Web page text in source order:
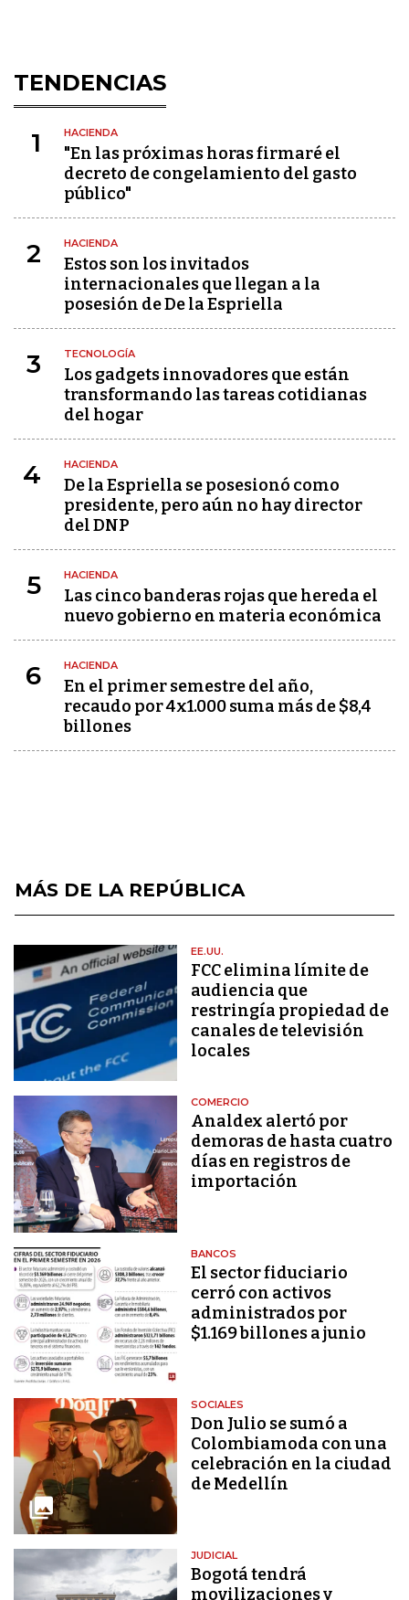
TENDENCIAS
1 HACIENDA
"En las próximas horas firmaré el
decreto de congelamiento del gasto
público"
2 HACIENDA
Estos son los invitados
internacionales que llegan a la
posesión de De la Espriella
3 TECNOLOGÍA
Los gadgets innovadores que están
transformando las tareas cotidianas
del hogar
4 HACIENDA
De la Espriella se posesionó como
presidente, pero aún no hay director
del DNP
5 HACIENDA
Las cinco banderas rojas que hereda el
nuevo gobierno en materia económica
6 HACIENDA
En el primer semestre del año,
recaudo por 4x1.000 suma más de $8,4
billones
MÁS DE LA REPÚBLICA
EE.UU.
FCC elimina límite de
audiencia que
restringía propiedad de
canales de televisión
locales
COMERCIO
Analdex alertó por
demoras de hasta cuatro
días en registros de
importación
BANCOS
El sector fiduciario
cerró con activos
administrados por
$1.169 billones a junio
SOCIALES
Don Julio se sumó a
Colombiamoda con una
celebración en la ciudad
de Medellín
JUDICIAL
Bogotá tendrá
movilizaciones y